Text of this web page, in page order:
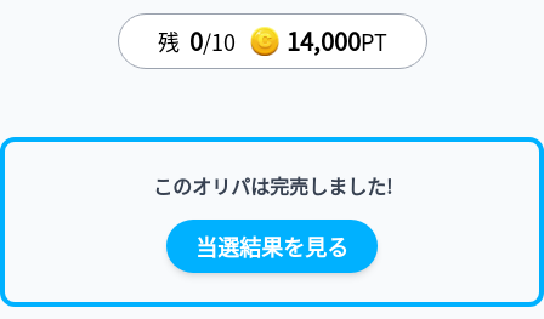
残 0/10 14,000PT
このオリパは完売しました!
当選結果を見る